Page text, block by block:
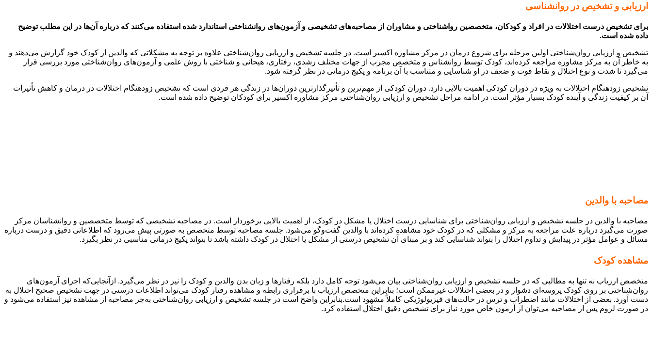
ارزیابی و تشخیص در روانشناسی
برای تشخیص درست اختلالات در افراد و کودکان، متخصصین رواشناختی و مشاوران از مصاحبه‌های تشخیصی و آزمون‌های روانشناختی استاندارد شده استفاده می‌کنند که درباره آن‌ها در این مطلب توضیح
داده شده است.
تشخیص و ارزیابی روان‌شناختی اولین مرحله برای شروع درمان در مرکز مشاوره اکسیر است. در جلسه تشخیص و ارزیابی روان‌شناختی علاوه بر توجه به مشکلاتی که والدین از کودک خود گزارش می‌دهند و
به خاطر آن به مرکز مشاوره مراجعه کرده‌اند، کودک توسط روانشناس و متخصص مجرب از جهات مختلف رشدی، رفتاری، هیجانی و شناختی با روش علمی و آزمون‌های روان‌شناختی مورد بررسی قرار
می‌گیرد تا شدت و نوع اختلال و نقاط قوت و ضعف در او شناسایی و متناسب با آن برنامه و پکیج درمانی در نظر گرفته شود.
تشخیص زودهنگام اختلالات به ویژه در دوران کودکی اهمیت بالایی دارد. دوران کودکی از مهم‌ترین و تأثیرگذارترین دوران‌ها در زندگی هر فردی است که تشخیص زودهنگام اختلالات در درمان و کاهش تأثیرات
آن بر کیفیت زندگی و آینده کودک بسیار مؤثر است. در ادامه مراحل تشخیص و ارزیابی روان‌شناختی مرکز مشاوره اکسیر برای کودکان توضیح داده شده است.
مصاحبه با والدین
مصاحبه با والدین در جلسه تشخیص و ارزیابی روان‌شناختی برای شناسایی درست اختلال یا مشکل در کودک، از اهمیت بالایی برخوردار است. در مصاحبه تشخیصی که توسط متخصصین و روانشناسان مرکز
صورت می‌گیرد درباره علت مراجعه به مرکز و مشکلی که در کودک خود مشاهده کرده‌اند با والدین گفت‌وگو می‌شود. جلسه مصاحبه توسط متخصص به صورتی پیش می‌رود که اطلاعاتی دقیق و درست درباره
مسائل و عوامل مؤثر در پیدایش و تداوم اختلال را بتواند شناسایی کند و بر مبنای آن تشخیص درستی از مشکل یا اختلال در کودک داشته باشد تا بتواند پکیج درمانی مناسبی در نظر بگیرد.
مشاهده کودک
متخصص ارزیاب نه تنها به مطالبی که در جلسه تشخیص و ارزیابی روان‌شناختی بیان می‌شود توجه کامل دارد بلکه رفتارها و زبان بدن والدین و کودک را نیز در نظر می‌گیرد. ازآنجایی‌که اجرای آزمون‌های
روان‌شناختی بر روی کودک پروسه‌ای دشوار و در بعضی اختلالات غیرممکن است؛ بنابراین متخصص ارزیاب با برقراری رابطه و مشاهده رفتار کودک می‌تواند اطلاعات درستی در جهت تشخیص صحیح اختلال به
دست آورد. بعضی از اختلالات مانند اضطراب و ترس در حالت‌های فیزیولوژیکی کاملاً مشهود است.بنابراین واضح است در جلسه تشخیص و ارزیابی روان‌شناختی به‌جز مصاحبه از مشاهده نیز استفاده می‌شود و
در صورت لزوم پس از مصاحبه می‌توان از آزمون خاص مورد نیاز برای تشخیص دقیق اختلال استفاده کرد.